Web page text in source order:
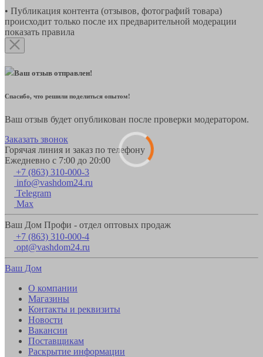
• Публикация контента (отзывов, фотографий товара)
происходит только после их предварительной модерации
показать правила
Ваш отзыв отправлен!
Спасибо, что решили поделиться опытом!
Ваш отзыв будет опубликован после проверки модератором.
Заказать звонок
Горячая линия и заказ по телефону
Ежедневно с 7:00 до 20:00
+7 (863) 310-000-3
info@vashdom24.ru
Telegram
Max
Ваш Дом Профи - отдел оптовых продаж
+7 (863) 310-000-4
opt@vashdom24.ru
Ваш Дом
О компании
Магазины
Контакты и реквизиты
Новости
Вакансии
Поставщикам
Раскрытие информации